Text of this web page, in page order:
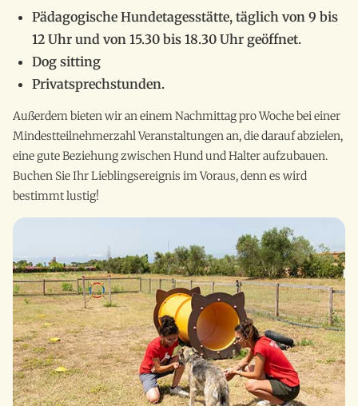
Pädagogische Hundetagesstätte, täglich von 9 bis
12 Uhr und von 15.30 bis 18.30 Uhr geöffnet.
Dog sitting
Privatsprechstunden.
Außerdem bieten wir an einem Nachmittag pro Woche bei einer
Mindestteilnehmerzahl Veranstaltungen an, die darauf abzielen,
eine gute Beziehung zwischen Hund und Halter aufzubauen.
Buchen Sie Ihr Lieblingsereignis im Voraus, denn es wird
bestimmt lustig!